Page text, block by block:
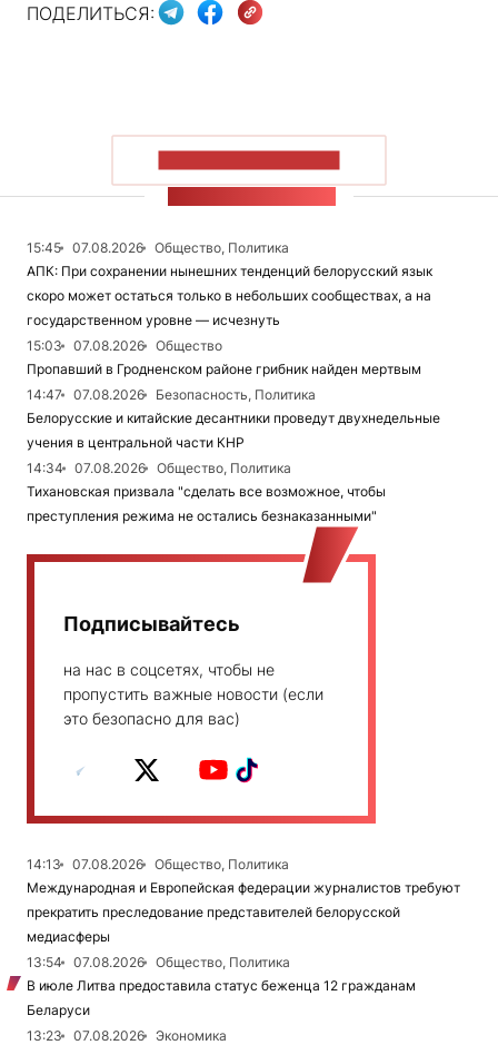
ПОДЕЛИТЬСЯ:
15:45 07.08.2026
Общество, Политика
АПК: При сохранении нынешних тенденций белорусский язык
скоро может остаться только в небольших сообществах, а на
государственном уровне — исчезнуть
15:03
07.08.2026
Общество
Пропавший в Гродненском районе грибник найден мертвым
14:47
07.08.2026
Безопасность, Политика
Белорусские и китайские десантники проведут двухнедельные
учения в центральной части КНР
14:34
07.08.2026
Общество, Политика
Тихановская призвала "сделать все возможное, чтобы
преступления режима не остались безнаказанными"
Подписывайтесь
на нас в соцсетях, чтобы не
пропустить важные новости (если
это безопасно для вас)
14:13 07.08.2026
Общество, Политика
Международная и Европейская федерации журналистов требуют
прекратить преследование представителей белорусской
медиасферы
13:54
07.08.2026
Общество, Политика
В июле Литва предоставила статус беженца 12 гражданам
Беларуси
13:23
07.08.2026
Экономика